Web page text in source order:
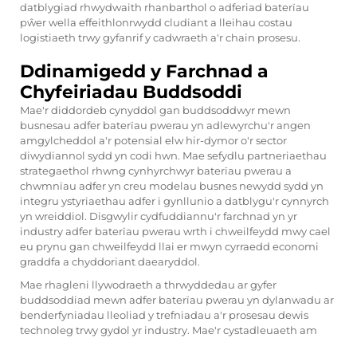
datblygiad rhwydwaith rhanbarthol o adferiad baterïau
pŵer wella effeithlonrwydd cludiant a lleihau costau
logistiaeth trwy gyfanrif y cadwraeth a'r chain prosesu.
Ddinamigedd y Farchnad a
Chyfeiriadau Buddsoddi
Mae'r diddordeb cynyddol gan buddsoddwyr mewn
busnesau adfer baterïau pwerau yn adlewyrchu'r angen
amgylcheddol a'r potensial elw hir-dymor o'r sector
diwydiannol sydd yn codi hwn. Mae sefydlu partneriaethau
strategaethol rhwng cynhyrchwyr baterïau pwerau a
chwmnïau adfer yn creu modelau busnes newydd sydd yn
integru ystyriaethau adfer i gynllunio a datblygu'r cynnyrch
yn wreiddiol. Disgwylir cydfuddiannu'r farchnad yn yr
industry adfer baterïau pwerau wrth i chweilfeydd mwy cael
eu prynu gan chweilfeydd llai er mwyn cyrraedd economi
graddfa a chyddoriant daearyddol.
Mae rhagleni llywodraeth a thrwyddedau ar gyfer
buddsoddiad mewn adfer baterïau pwerau yn dylanwadu ar
benderfyniadau lleoliad y trefniadau a'r prosesau dewis
technoleg trwy gydol yr industry. Mae'r cystadleuaeth am